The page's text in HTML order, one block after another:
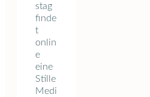
stag
finde
t
onlin
e
eine
Stille
Medi